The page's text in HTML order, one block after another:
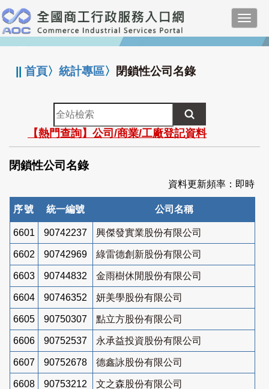
跳
到
主
要
:::
||首頁〉統計專區〉 閉鎖性公司名錄
全
站
檢
索
【熱門查詢】公司/商業/工廠登記資料
閉鎖性公司名錄
資料更新頻率：即時
序號 統一編號 公司名稱
6601 90742237 興傑發實業股份有限公司
6602 90742969 綠雷德創新股份有限公司
6603 90744832 金雨樹休閒股份有限公司
6604 90746352 妍美學股份有限公司
6605 90750307 點立方股份有限公司
6606 90752537 永承益投資股份有限公司
6607 90752678 德鑫詠股份有限公司
6608 90753212 文之森股份有限公司